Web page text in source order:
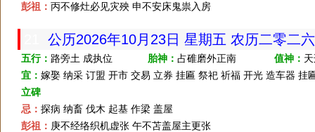
彭祖： 丙不修灶必见灾殃 申不安床鬼祟入房
公历2026年10月23日 星期五 农历二零二
五行： 路旁土 成执位 胎神： 占碓磨外正南 值神：
宜： 嫁娶 纳采 订盟 开市 交易 立券 挂匾 祭祀 祈福 开光 造车器
立碑
忌： 探病 纳畜 伐木 起基 作梁 盖屋
彭祖： 庚不经络织机虚张 午不苫盖屋主更张